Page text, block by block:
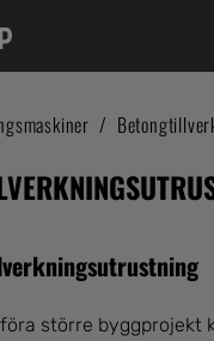
/
större byggprojekt